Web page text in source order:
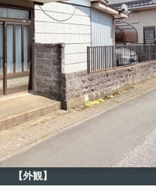
【外観】